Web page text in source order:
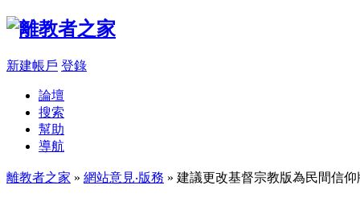
新建帳戶 登錄
論壇
搜索
幫助
導航
離教者之家 » 網站意見‧版務 » 建議更改基督宗教版為民間信仰